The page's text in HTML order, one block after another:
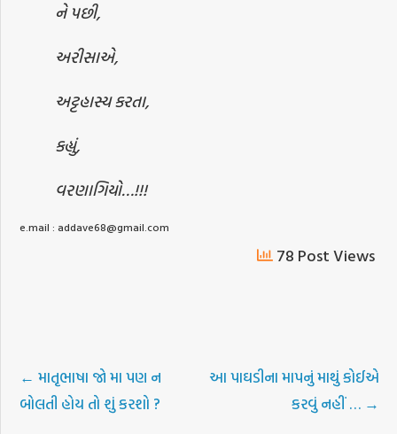
ને પછી,
અરીસાએ,
અટ્ટહાસ્ય કરતા,
કહ્યું,
વરણાગિયો…!!!
e.mail : addave68@gmail.com
78 Post Views
← માતૃભાષા જો મા પણ ન
બોલતી હોય તો શું કરશો ?
આ પાઘડીના માપનું માથું કોઈએ
કરવું નહીં … →